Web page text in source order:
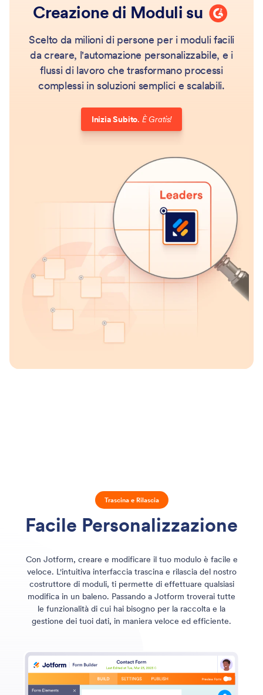
Creazione di Moduli su G2
Scelto da milioni di persone per i moduli facili
da creare, l'automazione personalizzabile, e i
flussi di lavoro che trasformano processi
complessi in soluzioni semplici e scalabili.
Inizia Subito. È Gratis!
Trascina e Rilascia
Facile Personalizzazione
Con Jotform, creare e modificare il tuo modulo è facile e
veloce. L'intuitiva interfaccia trascina e rilascia del nostro
costruttore di moduli, ti permette di effettuare qualsiasi
modifica in un baleno. Passando a Jotform troverai tutte
le funzionalità di cui hai bisogno per la raccolta e la
gestione dei tuoi dati, in maniera veloce ed efficiente.